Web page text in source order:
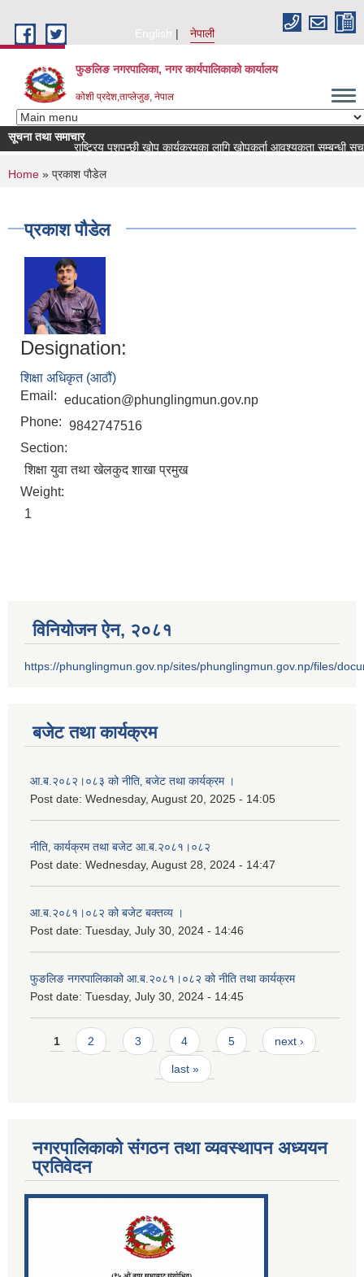
English
नेपाली
फुङलिङ नगरपालिका, नगर कार्यपालिकाको कार्यालय
कोशी प्रदेश,ताप्लेजुङ, नेपाल
सूचना तथा समाचार
राष्ट्रिय पशुपन्छी खोप कार्यक्रमका लागि खोपकर्ता आवश्यकता सम्बन्धी सूचना!
You are here
Home » प्रकाश पौडेल
प्रकाश पौडेल
Designation:
शिक्षा अधिकृत (आठौं)
Email: education@phunglingmun.gov.np
Phone: 9842747516
Section:
शिक्षा युवा तथा खेलकुद शाखा प्रमुख
Weight:
1
विनियोजन ऐन‚ २०८१
https://phunglingmun.gov.np/sites/phunglingmun.gov.np/files/
बजेट तथा कार्यक्रम
आ.ब.२०८२।०८३ को नीति‚ बजेट तथा कार्यक्रम ।
Post date: Wednesday, August 20, 2025 - 14:05
नीति‚ कार्यक्रम तथा बजेट आ.ब.२०८१।०८२
Post date: Wednesday, August 28, 2024 - 14:47
आ.ब.२०८१।०८२ को बजेट बक्तव्य ।
Post date: Tuesday, July 30, 2024 - 14:46
फुङलिङ नगरपालिकाको आ.ब.२०८१।०८२ को नीति तथा कार्यक्रम
Post date: Tuesday, July 30, 2024 - 14:45
Pages
1 2 3 4 5 next ›
last »
नगरपालिकाको संगठन तथा व्यवस्थापन अध्ययन
प्रतिवेदन